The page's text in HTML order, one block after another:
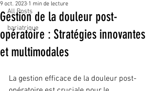
All Posts
bariatrique
Gestion de la douleur post-
opératoire : Stratégies innovantes
et multimodales
9 oct. 2023 1 min de lecture
La gestion efficace de la douleur post-